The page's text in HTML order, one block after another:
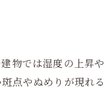
物では湿度の上昇
点やぬめりが現れ